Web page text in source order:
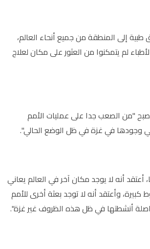
طبية إلى المنطقة من جميع أنحاء العالم،
لم يتمكنوا من العثور على مكان لعلاج
"من الصعب جدا على عمليات الأمم
وجودها في غزة في ظل الوضع الحالي".
أعتقد أنه لا يوجد مكان آخر في العالم يعاني
وأعتقد أنه لا توجد بعثة أخرى للأمم
أنشطتها في ظل هذه الظروف غير غزة".